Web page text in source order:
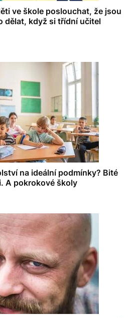
ve škole poslouchat, že jsou
dělat, když si třídní učitel
na ideální podmínky? Bité
A pokrokové školy